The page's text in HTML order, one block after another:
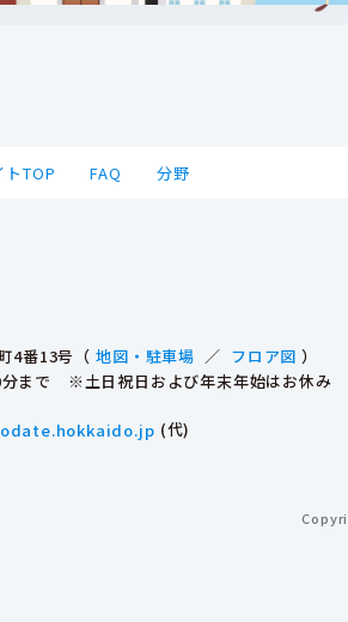
TOP FAQ 分野
4番13号（ 地図・駐車場 ／ フロア図 ）
分まで ※土日祝日および年末年始はお休み
(代)